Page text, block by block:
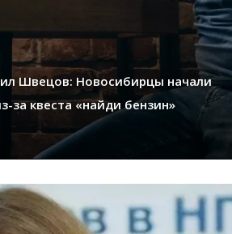
Швецов: Новосибирцы начали
за квеста «найди бензин»